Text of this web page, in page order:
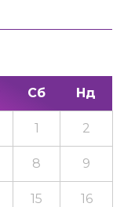
Сб Нд
1 2
8 9
15 16